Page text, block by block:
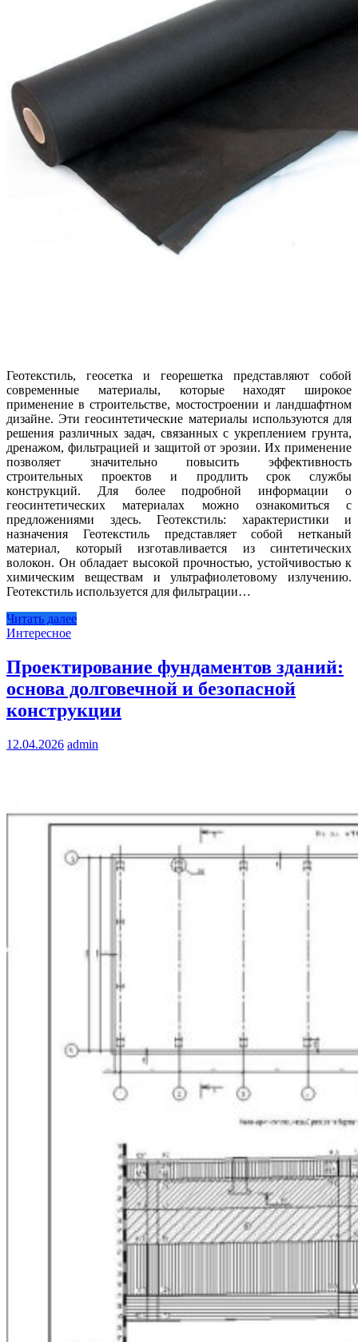
Геотекстиль, геосетка и георешетка представляют собой
современные материалы, которые находят широкое
применение в строительстве, мостостроении и ландшафтном
дизайне. Эти геосинтетические материалы используются для
решения различных задач, связанных с укреплением грунта,
дренажом, фильтрацией и защитой от эрозии. Их применение
позволяет значительно повысить эффективность
строительных проектов и продлить срок службы
конструкций. Для более подробной информации о
геосинтетических материалах можно ознакомиться с
предложениями здесь. Геотекстиль: характеристики и
назначения Геотекстиль представляет собой нетканый
материал, который изготавливается из синтетических
волокон. Он обладает высокой прочностью, устойчивостью к
химическим веществам и ультрафиолетовому излучению.
Геотекстиль используется для фильтрации…
Читать далее
Интересное
Проектирование фундаментов зданий:
основа долговечной и безопасной
конструкции
12.04.2026 admin